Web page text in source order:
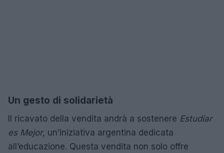
Un gesto di solidarietà
Il ricavato della vendita andrà a sostenere Estudiar
es Mejor, un’iniziativa argentina dedicata
all’educazione. Questa vendita non solo offre